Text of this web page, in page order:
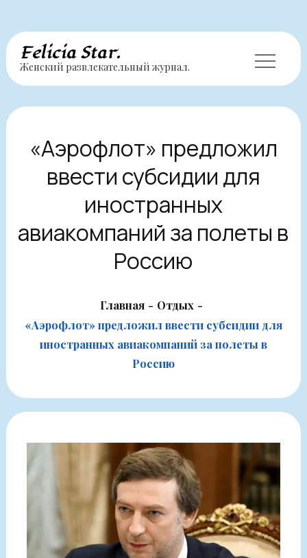
Перейти
содержимому
Felicia Star.
Женский развлекательный журнал.
«Аэрофлот» предложил
ввести субсидии для
иностранных
авиакомпаний за полеты в
Россию
Главная
Отдых
«Аэрофлот» предложил ввести субсидии для
иностранных авиакомпаний за полеты в
Россию